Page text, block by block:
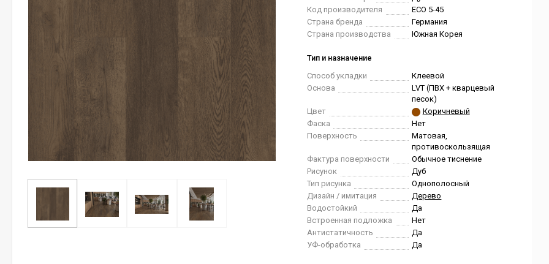
Код производителя
ЕСО 5-45
Страна бренда
Германия
Страна производства
Южная Корея
Тип и назначение
Способ укладки
Клеевой
Основа
LVT (ПВХ + кварцевый
песок)
Цвет
Коричневый
Фаска
Нет
Поверхность
Матовая,
противоскользящая
Фактура поверхности
Обычное тиснение
Рисунок
Дуб
Тип рисунка
Однополосный
Дизайн / имитация
Дерево
Водостойкий
Да
Встроенная подложка
Нет
Антистатичность
Да
УФ-обработка
Да